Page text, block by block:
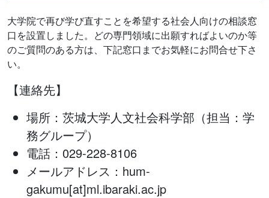
大学院で再び学び直すことを希望する社会人向けの相談窓
口を設置しました。どの専門領域に出願すればよいのか等
のご質問のある方は、下記窓口までお気軽にお問合せ下さ
い。
【連絡先】
場所：茨城大学人文社会科学部（担当：学
務グループ）
電話：029-228-8106
メールアドレス：hum-
gakumu[at]ml.ibaraki.ac.jp